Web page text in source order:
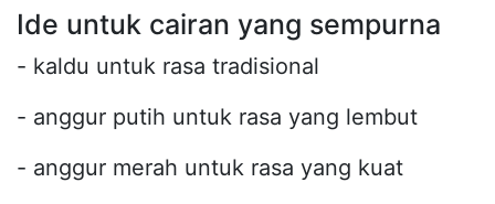
Ide untuk cairan yang sempurna
- kaldu untuk rasa tradisional
- anggur putih untuk rasa yang lembut
- anggur merah untuk rasa yang kuat